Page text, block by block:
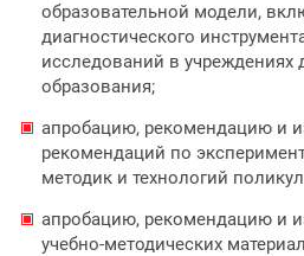
образовательной модели,
диагностического
исследований в учреждениях
образования;
апробацию, рекомендацию и
рекомендаций по
методик и технологий
апробацию, рекомендацию и
учебно-методических